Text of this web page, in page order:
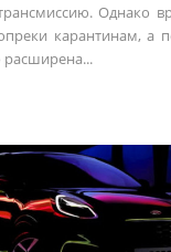
Однако
карантинам, а
расширена...